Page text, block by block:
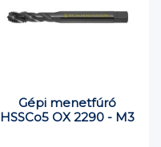
Gépi menetfúró
HSSCo5 OX 2290 - M3